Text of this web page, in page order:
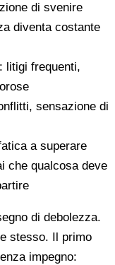
di svenire
diventa costante
: litigi frequenti,
sensazione di
a superare
che qualcosa deve
di debolezza.
stesso. Il primo
impegno: